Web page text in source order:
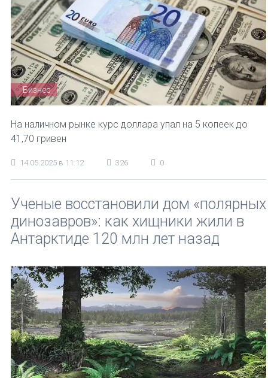
Бизнес
На наличном рынке курс доллара упал на 5 копеек до
41,70 гривен
14.05.2025 в 11:12 326 0
Ученые восстановили дом «полярных
динозавров»: как хищники жили в
Антарктиде 120 млн лет назад